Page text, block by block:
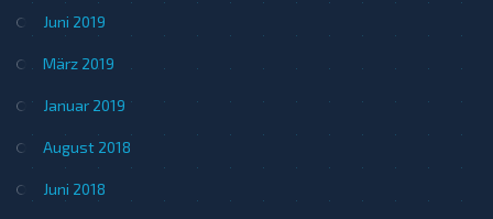
Juni 2019
März 2019
Januar 2019
August 2018
Juni 2018